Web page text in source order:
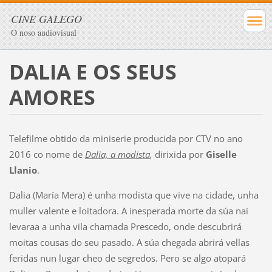
CINE GALEGO
O noso audiovisual
DALIA E OS SEUS
AMORES
Telefilme obtido da miniserie producida por CTV no ano
2016 co nome de Dalia, a modista, dirixida por Giselle
Llanio.
Dalia (María Mera) é unha modista que vive na cidade, unha
muller valente e loitadora. A inesperada morte da súa nai
levaraa a unha vila chamada Prescedo, onde descubrirá
moitas cousas do seu pasado. A súa chegada abrirá vellas
feridas nun lugar cheo de segredos. Pero se algo atopará